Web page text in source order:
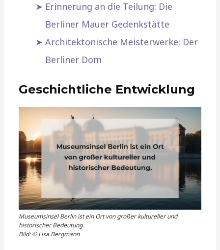
Erinnerung an die Teilung: Die
Berliner Mauer Gedenkstätte
Architektonische Meisterwerke: Der
Berliner Dom
Geschichtliche Entwicklung
Museumsinsel Berlin ist ein Ort von großer kultureller und
historischer Bedeutung.
Bild: © Lisa Bergmann